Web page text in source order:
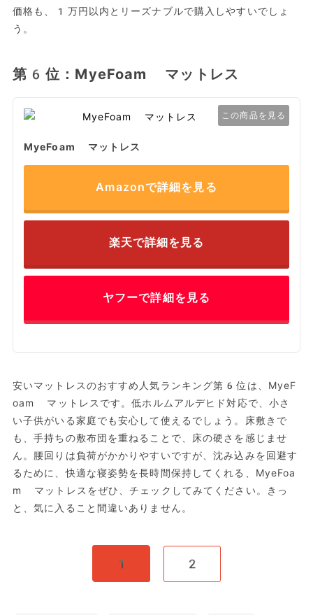
価格も、1万円以内とリーズナブルで購入しやすいでしょ
う。
第6位：MyeFoam マットレス
この商品を見る
MyeFoam マットレス
Amazonで詳細を見る
楽天で詳細を見る
ヤフーで詳細を見る
安いマットレスのおすすめ人気ランキング第6位は、MyeF
oam マットレスです。低ホルムアルデヒド対応で、小さ
い子供がいる家庭でも安心して使えるでしょう。床敷きで
も、手持ちの敷布団を重ねることで、床の硬さを感じませ
ん。腰回りは負荷がかかりやすいですが、沈み込みを回避す
るために、快適な寝姿勢を長時間保持してくれる、MyeFoa
m マットレスをぜひ、チェックしてみてください。きっ
と、気に入ること間違いありません。
1 2